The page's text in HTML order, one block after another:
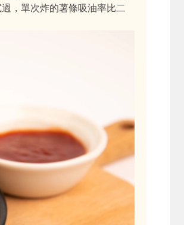
，單次炸的薯條吸油率比二